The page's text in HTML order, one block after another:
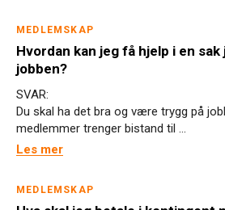
MEDLEMSKAP
Hvordan kan jeg få hjelp i en sak
jobben?
SVAR:
Du skal ha det bra og være trygg på
medlemmer trenger bistand til ...
Les mer
MEDLEMSKAP